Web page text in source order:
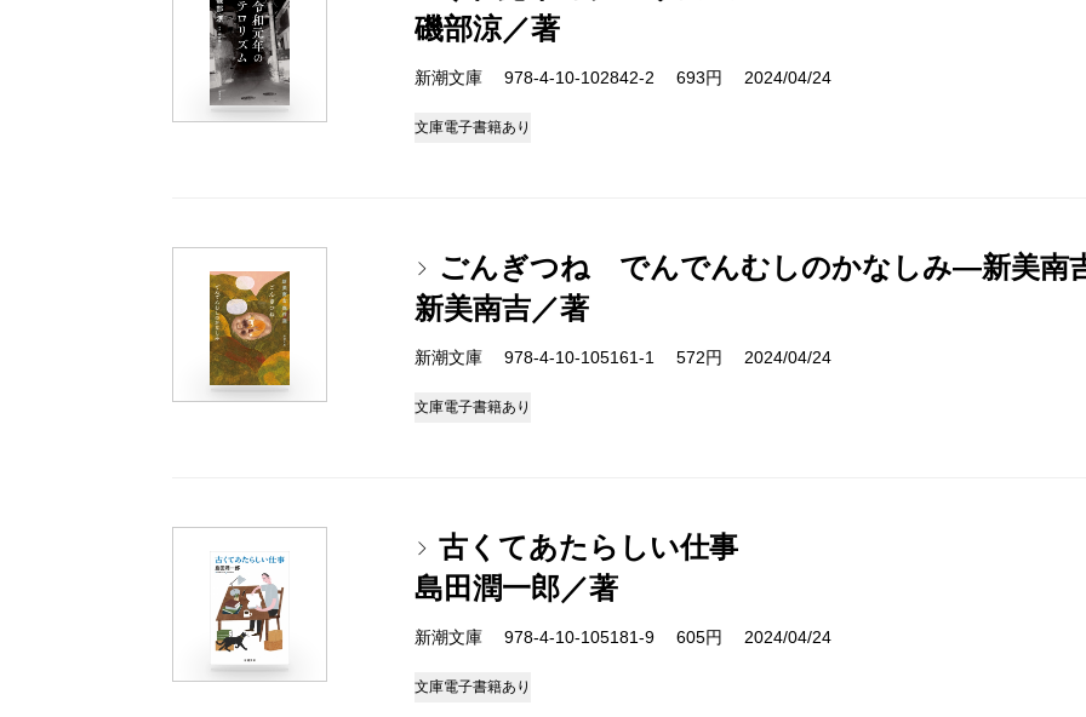
磯部涼／著
新潮文庫 978-4-10-102842-2 693円 2024/04/24
文庫電子書籍あり
ごんぎつね でんでんむしのかなしみ―新美南
新美南吉／著
新潮文庫 978-4-10-105161-1 572円 2024/04/24
文庫電子書籍あり
古くてあたらしい仕事
島田潤一郎／著
新潮文庫 978-4-10-105181-9 605円 2024/04/24
文庫電子書籍あり